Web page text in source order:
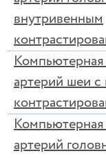
внутривенным
Компьютерная
артерий шеи с
Компьютерная
артерий